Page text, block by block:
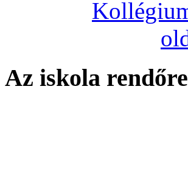
Az iskola rendőre